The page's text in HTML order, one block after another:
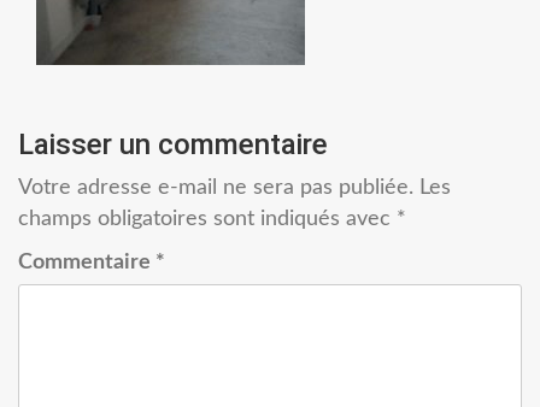
Laisser un commentaire
Votre adresse e-mail ne sera pas publiée. Les
champs obligatoires sont indiqués avec *
Commentaire *